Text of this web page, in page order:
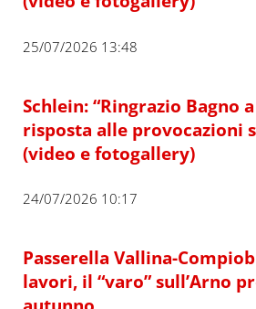
25/07/2026 13:48
Schlein: “Ringrazio Bagno
risposta alle provocazioni
(video e fotogallery)
24/07/2026 10:17
Passerella Vallina-
lavori, il “varo” sull’Arno